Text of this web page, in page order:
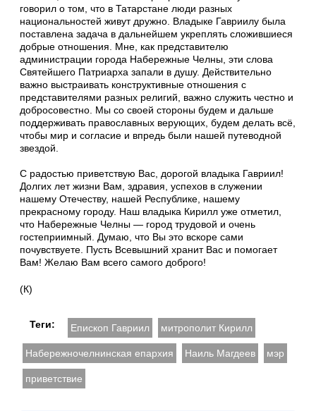
говорил о том, что в Татарстане люди разных
национальностей живут дружно. Владыке Гавриилу была
поставлена задача в дальнейшем укреплять сложившиеся
добрые отношения. Мне, как представителю
администрации города Набережные Челны, эти слова
Святейшего Патриарха запали в душу. Действительно
важно выстраивать конструктивные отношения с
представителями разных религий, важно служить честно и
добросовестно. Мы со своей стороны будем и дальше
поддерживать православных верующих, будем делать всё,
чтобы мир и согласие и впредь были нашей путеводной
звездой.
С радостью приветствую Вас, дорогой владыка Гавриил!
Долгих лет жизни Вам, здравия, успехов в служении
нашему Отечеству, нашей Республике, нашему
прекрасному городу. Наш владыка Кирилл уже отметил,
что Набережные Челны — город трудовой и очень
гостеприимный. Думаю, что Вы это вскоре сами
почувствуете. Пусть Всевышний хранит Вас и помогает
Вам! Желаю Вам всего самого доброго!
(К)
Теги: Епископ Гавриил митрополит Кирилл
Набережночелнинская епархия Наиль Магдеев мэр
приветствие